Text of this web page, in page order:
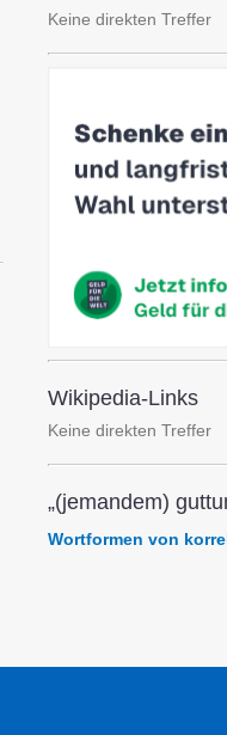
Keine direkten Treffer
Wikipedia-Links
Keine direkten Treffer
„(jemandem)
Wortformen von